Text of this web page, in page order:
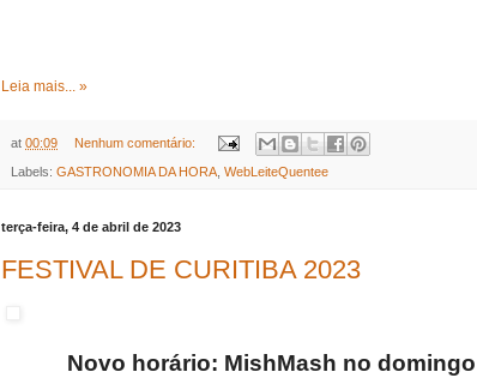
Leia mais... »
at 00:09 Nenhum comentário:
Labels: GASTRONOMIA DA HORA WebLeiteQuentee
terça-feira, 4 de abril de 2023
FESTIVAL DE CURITIBA 2023
Novo horário: MishMash no